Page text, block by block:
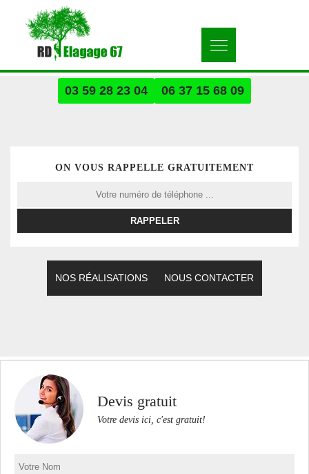
03 59 28 23 04 06 37 15 68 09
ON VOUS RAPPELLE GRATUITEMENT
NOS RÉALISATIONS NOUS CONTACTER
Devis gratuit
Votre devis ici, c'est gratuit!